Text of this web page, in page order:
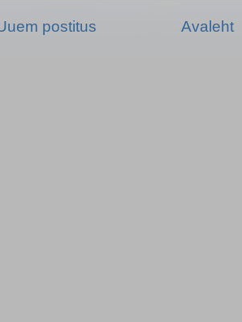
postitus Avaleht